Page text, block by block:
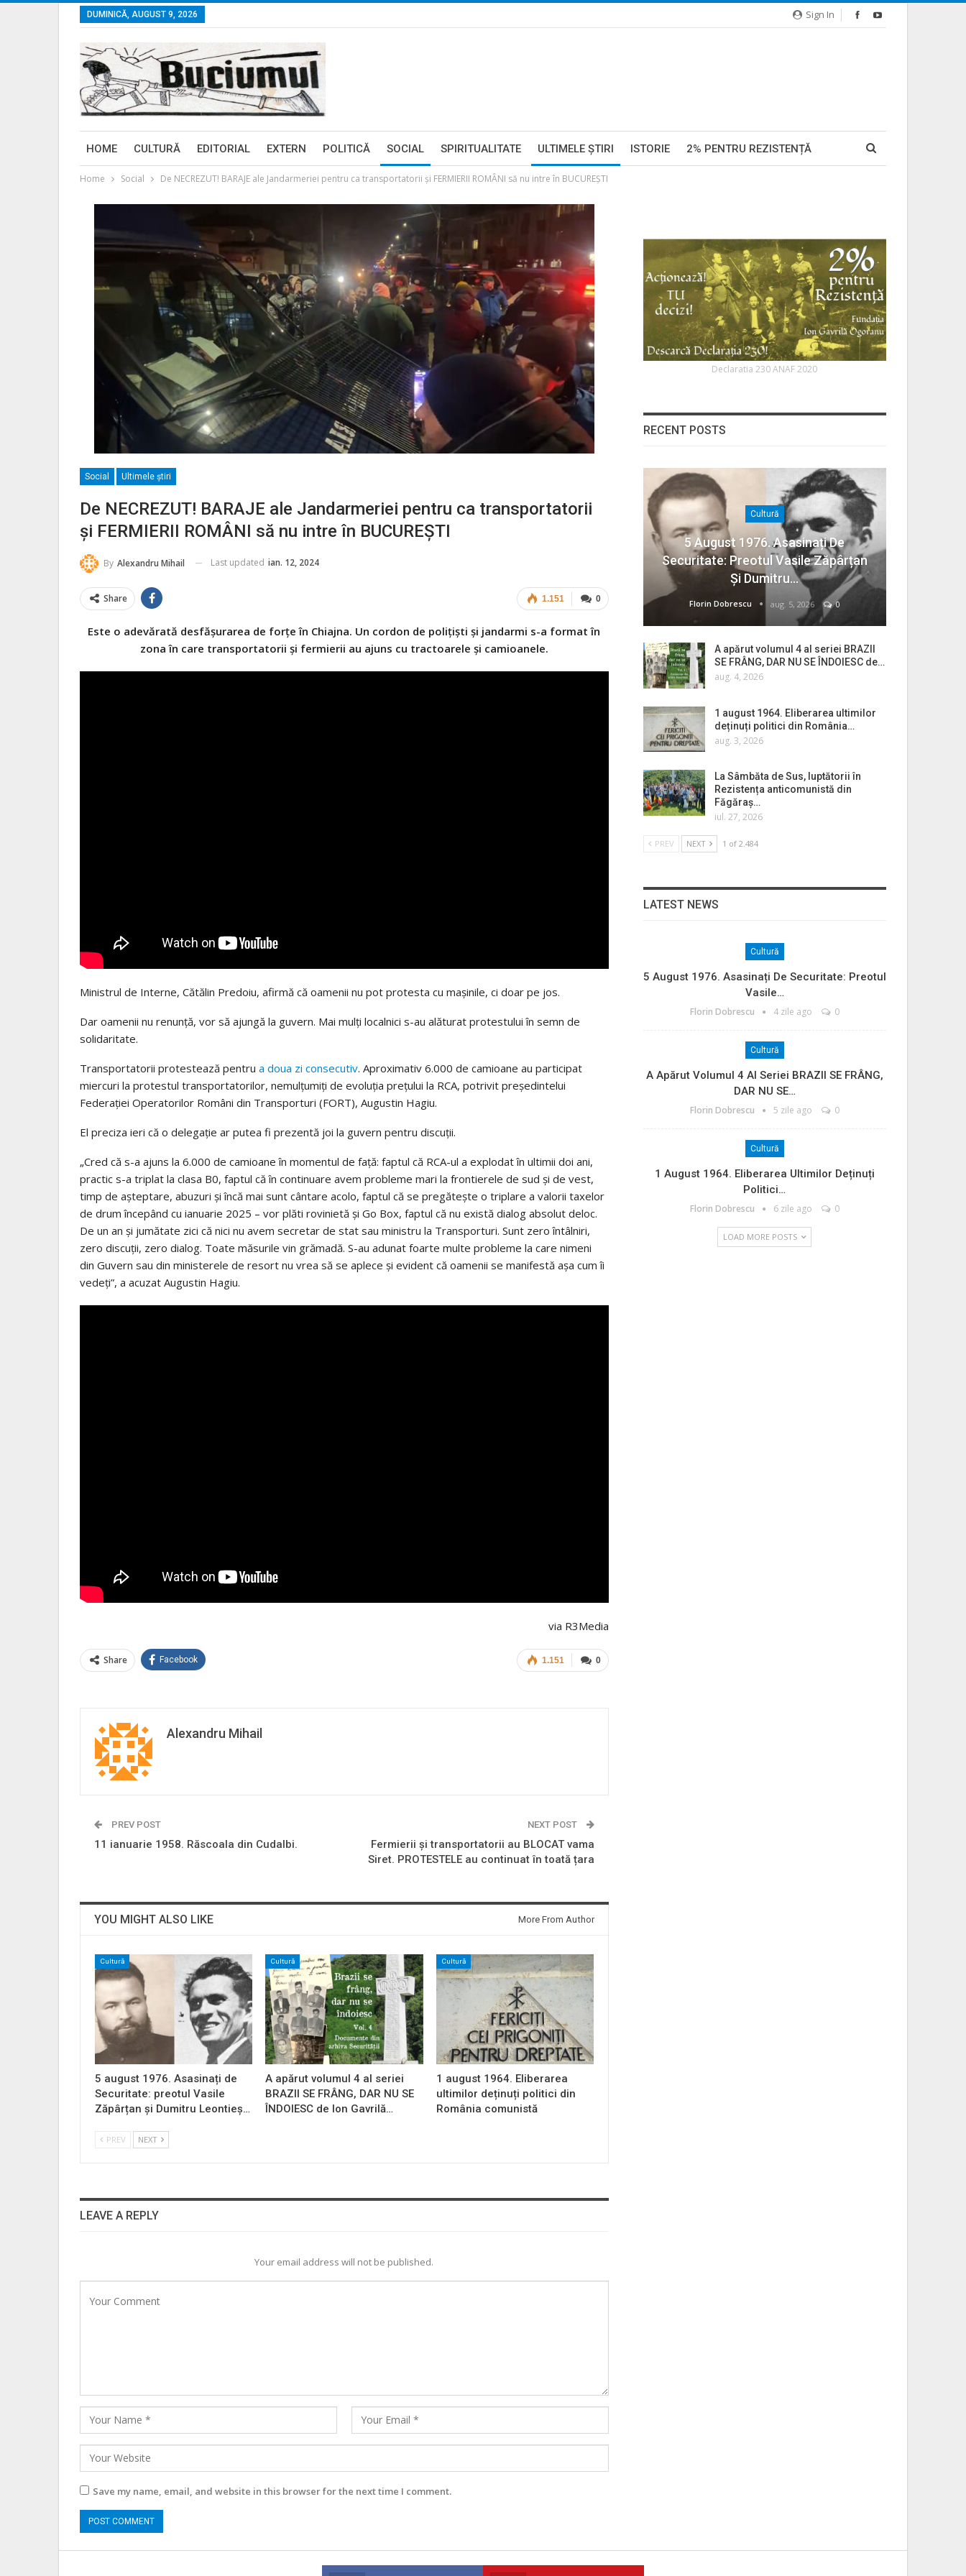
Sign In
DUMINICĂ, AUGUST 9, 2026
HOME CULTURĂ EDITORIAL EXTERN POLITICĂ SOCIAL SPIRITUALITATE ULTIMELE ŞTIRI ISTORIE 2% PENTRU REZISTENȚĂ
Home Social De NECREZUT! BARAJE ale Jandarmeriei pentru ca transportatorii și FERMIERII ROMÂNI să nu intre în BUCUREȘTI
Social Ultimele ştiri
De NECREZUT! BARAJE ale Jandarmeriei pentru ca transportatorii
și FERMIERII ROMÂNI să nu intre în BUCUREȘTI
By Alexandru Mihail Last updated ian. 12, 2024
0
1.151
Share
Este o adevărată desfășurarea de forțe în Chiajna. Un cordon de polițiști și jandarmi s-a format în
zona în care transportatorii și fermierii au ajuns cu tractoarele și camioanele.
Ministrul de Interne, Cătălin Predoiu, afirmă că oamenii nu pot protesta cu mașinile, ci doar pe jos.
Dar oamenii nu renunță, vor să ajungă la guvern. Mai mulți localnici s-au alăturat protestului în semn de
solidaritate.
Transportatorii protestează pentru a doua zi consecutiv. Aproximativ 6.000 de camioane au participat
miercuri la protestul transportatorilor, nemulţumiţi de evoluţia preţului la RCA, potrivit preşedintelui
Federaţiei Operatorilor Români din Transporturi (FORT), Augustin Hagiu.
El preciza ieri că o delegație ar putea fi prezentă joi la guvern pentru discuții.
„Cred că s-a ajuns la 6.000 de camioane în momentul de faţă: faptul că RCA-ul a explodat în ultimii doi ani,
practic s-a triplat la clasa B0, faptul că în continuare avem probleme mari la frontierele de sud şi de vest,
timp de aşteptare, abuzuri şi încă mai sunt cântare acolo, faptul că se pregăteşte o triplare a valorii taxelor
de drum începând cu ianuarie 2025 – vor plăti rovinietă şi Go Box, faptul că nu există dialog absolut deloc.
De un an şi jumătate zici că nici nu avem secretar de stat sau ministru la Transporturi. Sunt zero întâlniri,
zero discuţii, zero dialog. Toate măsurile vin grămadă. S-au adunat foarte multe probleme la care nimeni
din Guvern sau din ministerele de resort nu vrea să se aplece şi evident că oamenii se manifestă aşa cum îi
vedeţi”, a acuzat Augustin Hagiu.
via R3Media
0
1.151
Share Facebook
Alexandru Mihail
PREV POST
11 ianuarie 1958. Răscoala din Cudalbi.
NEXT POST
Fermierii și transportatorii au BLOCAT vama
Siret. PROTESTELE au continuat în toată țara
YOU MIGHT ALSO LIKE More From Author
Cultură
5 august 1976. Asasinați de
Securitate: preotul Vasile
Zăpârțan și Dumitru Leontieș…
Cultură
A apărut volumul 4 al seriei
BRAZII SE FRÂNG, DAR NU SE
ÎNDOIESC de Ion Gavrilă…
Cultură
1 august 1964. Eliberarea
ultimilor deținuți politici din
România comunistă
PREV NEXT
LEAVE A REPLY
Your email address will not be published.
Save my name, email, and website in this browser for the next time I comment.
Declaratia 230 ANAF 2020
RECENT POSTS
Cultură
5 August 1976. Asasinați De
Securitate: Preotul Vasile Zăpârțan
Și Dumitru…
Florin Dobrescu aug. 5, 2026 0
A apărut volumul 4 al seriei BRAZII
SE FRÂNG, DAR NU SE ÎNDOIESC de…
aug. 4, 2026
1 august 1964. Eliberarea ultimilor
deținuți politici din România…
aug. 3, 2026
La Sâmbăta de Sus, luptătorii în
Rezistența anticomunistă din
Făgăraș…
iul. 27, 2026
PREV NEXT 1 of 2.484
LATEST NEWS
Cultură
5 August 1976. Asasinați De Securitate: Preotul
Vasile…
Florin Dobrescu 4 zile ago 0
Cultură
A Apărut Volumul 4 Al Seriei BRAZII SE FRÂNG,
DAR NU SE…
Florin Dobrescu 5 zile ago 0
Cultură
1 August 1964. Eliberarea Ultimilor Deținuți
Politici…
Florin Dobrescu 6 zile ago 0
LOAD MORE POSTS